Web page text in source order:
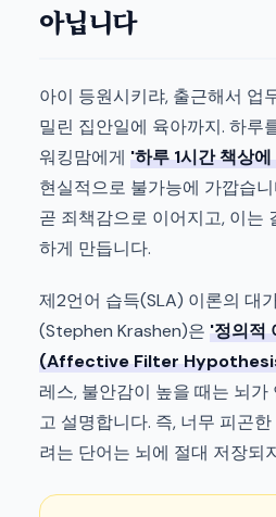
아닙니다
아이 등원시키랴, 출근해서 업
밀린 집안일에 육아까지. 하루
워킹맘에게 '하루 1시간 책상
현실적으로 불가능에 가깝습
곧 죄책감으로 이어지고, 이는
하게 만듭니다.
제2언어 습득(SLA) 이론의 대
(Stephen Krashen)은 '정의적
(Affective Filter
레스, 불안감이 높을 때는 뇌
고 설명합니다. 즉, 너무 피곤
려는 단어는 뇌에 절대 저장되